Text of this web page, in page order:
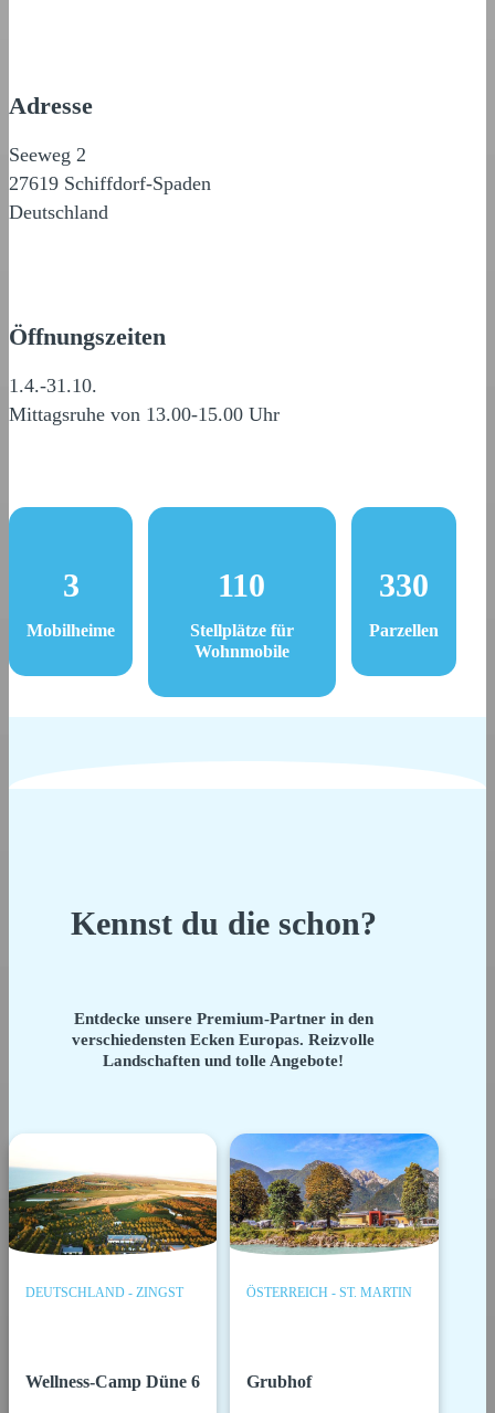
Adresse
Seeweg 2
27619 Schiffdorf-Spaden
Deutschland
Öffnungszeiten
1.4.-31.10.
Mittagsruhe von 13.00-15.00 Uhr
3
Mobilheime
110
Stellplätze für
Wohnmobile
330
Parzellen
Kennst du die schon?
Entdecke unsere Premium-Partner in den
verschiedensten Ecken Europas. Reizvolle
Landschaften und tolle Angebote!
DEUTSCHLAND - ZINGST
Wellness-Camp Düne 6
ÖSTERREICH - ST. MARTIN
Grubhof